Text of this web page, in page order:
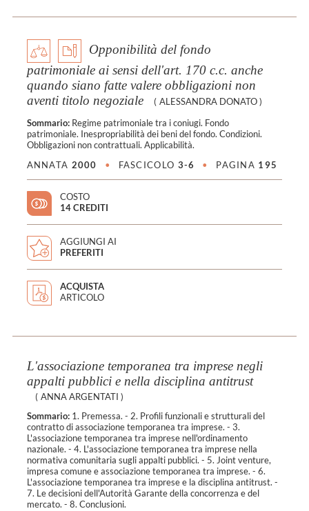
Opponibilità del fondo
patrimoniale ai sensi dell'art. 170 c.c. anche
quando siano fatte valere obbligazioni non
aventi titolo negoziale
( ALESSANDRA DONATO )
Sommario:Regime patrimoniale tra i coniugi. Fondo
patrimoniale. Inespropriabilità dei beni del fondo. Condizioni.
Obbligazioni non contrattuali. Applicabilità.
ANNATA 2000 • FASCICOLO 3-6 • PAGINA 195
COSTO
14 CREDITI
AGGIUNGI AI
PREFERITI
ACQUISTA
ARTICOLO
L'associazione temporanea tra imprese negli
appalti pubblici e nella disciplina antitrust
( ANNA ARGENTATI )
Sommario:1. Premessa. - 2. Profili funzionali e strutturali del
contratto di associazione temporanea tra imprese. - 3.
L'associazione temporanea tra imprese nell'ordinamento
nazionale. - 4. L'associazione temporanea tra imprese nella
normativa comunitaria sugli appalti pubblici. - 5. Joint venture,
impresa comune e associazione temporanea tra imprese. - 6.
L'associazione temporanea tra imprese e la disciplina antitrust. -
7. Le decisioni dell'Autorità Garante della concorrenza e del
mercato. - 8. Conclusioni.